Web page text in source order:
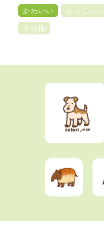
かわいい
かっこいい
その他